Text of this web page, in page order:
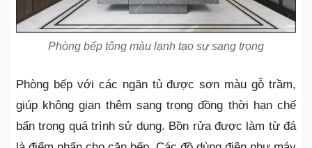
Phòng bếp tông màu lạnh tạo sự sang trọng
Phòng bếp với các ngăn tủ được sơn màu gỗ trầm,
giúp không gian thêm sang trọng đồng thời hạn chế
bẩn trong quá trình sử dụng. Bồn rửa được làm từ đá